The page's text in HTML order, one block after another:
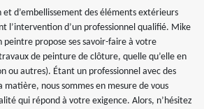
d’embellissement des éléments extérieurs
l’intervention d’un professionnel qualifié. Mike
peintre propose ses savoir-faire à votre
de peinture de clôture, quelle qu’elle en
ou autres). Étant un professionnel avec des
matière, nous sommes en mesure de vous
qui répond à votre exigence. Alors, n’hésitez